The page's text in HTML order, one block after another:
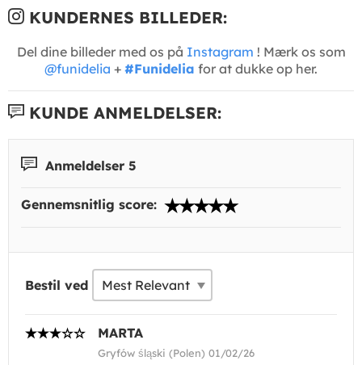
KUNDERNES BILLEDER:
Del dine billeder med os på Instagram ! Mærk os som
@funidelia + #Funidelia for at dukke op her.
KUNDE ANMELDELSER:
Anmeldelser 5
Gennemsnitlig score:
Bestil ved
MARTA
Gryfów śląski (Polen) 01/02/26